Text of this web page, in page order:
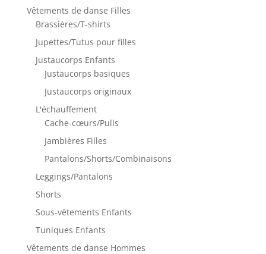
Vêtements de danse Filles
Brassières/T-shirts
Jupettes/Tutus pour filles
Justaucorps Enfants
Justaucorps basiques
Justaucorps originaux
L'échauffement
Cache-cœurs/Pulls
Jambières Filles
Pantalons/Shorts/Combinaisons
Leggings/Pantalons
Shorts
Sous-vêtements Enfants
Tuniques Enfants
Vêtements de danse Hommes